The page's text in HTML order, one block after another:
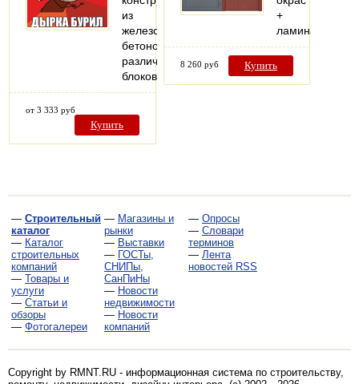
из
железобетонов,
бетонов,
различных
блоков
от 3 333 руб
Купить
+
ламинат
8 260 руб Купить
— Строительный
каталог
— Каталог
строительных
компаний
— Товары и
услуги
— Статьи и
обзоры
— Фотогалереи
— Магазины и
рынки
— Выставки
— ГОСТы,
СНИПы,
СанПиНы
— Новости
недвижимости
— Новости
компаний
— Опросы
— Словари
терминов
— Лента
новостей RSS
Copyright by RMNT.RU - информационная система по строительству,